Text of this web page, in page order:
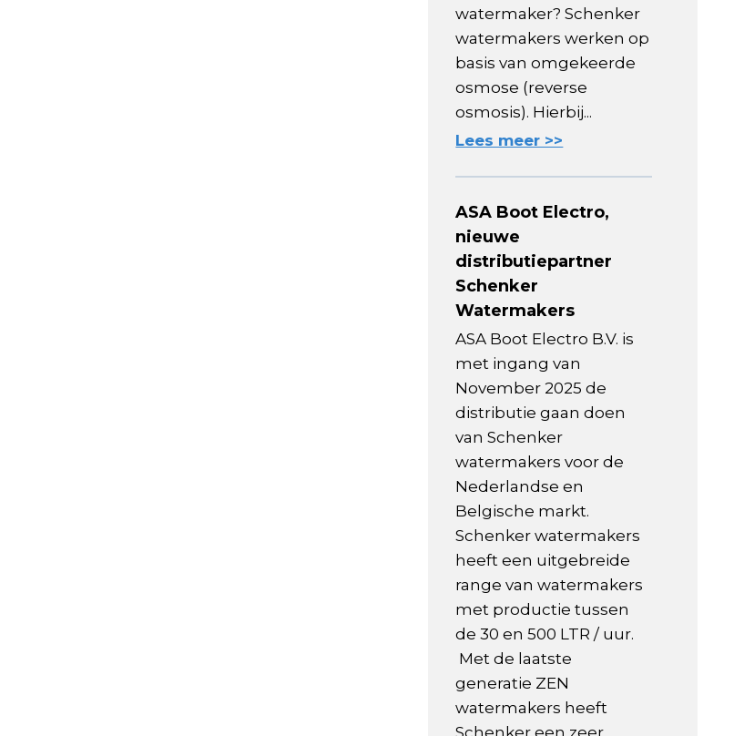
watermaker? Schenker
watermakers werken op
basis van omgekeerde
osmose (reverse
osmosis). Hierbij...
Lees meer >>
ASA Boot Electro,
nieuwe
distributiepartner
Schenker
Watermakers
ASA Boot Electro B.V. is
met ingang van
November 2025 de
distributie gaan doen
van Schenker
watermakers voor de
Nederlandse en
Belgische markt.
Schenker watermakers
heeft een uitgebreide
range van watermakers
met productie tussen
de 30 en 500 LTR / uur.
Met de laatste
generatie ZEN
watermakers heeft